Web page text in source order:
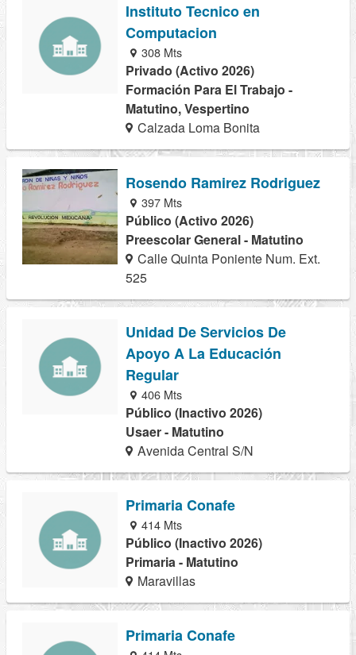
Instituto Tecnico en
Computacion
308 Mts
Privado (Activo 2026)
Formación Para El Trabajo -
Matutino, Vespertino
Calzada Loma Bonita
Rosendo Ramirez Rodriguez
397 Mts
Público (Activo 2026)
Preescolar General - Matutino
Calle Quinta Poniente Num. Ext.
525
Unidad De Servicios De
Apoyo A La Educación
Regular
406 Mts
Público (Inactivo 2026)
Usaer - Matutino
Avenida Central S/N
Primaria Conafe
414 Mts
Público (Inactivo 2026)
Primaria - Matutino
Maravillas
Primaria Conafe